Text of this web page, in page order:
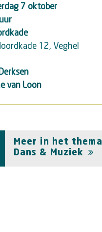
7 oktober
12, Veghel
van Loon
Meer
in
Meer in het thema
Dans & Muziek